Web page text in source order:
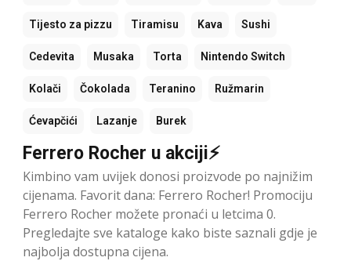
Tijesto za pizzu Tiramisu Kava Sushi
Cedevita Musaka Torta Nintendo Switch
Kolači Čokolada Teranino Ružmarin
Ćevapčići Lazanje Burek
Ferrero Rocher u akciji⚡
Kimbino vam uvijek donosi proizvode po najnižim
cijenama. Favorit dana: Ferrero Rocher! Promociju
Ferrero Rocher možete pronaći u letcima 0.
Pregledajte sve kataloge kako biste saznali gdje je
najbolja dostupna cijena.